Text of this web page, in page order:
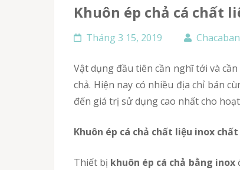
Khuôn ép chả cá chất
Tháng 3 15, 2019
Vật dụng đầu tiên cần nghĩ tới và cần có nếu muốn kinh doanh hiệu quả mặt hàng bánh mì chả cá nóng là xe bán bánh mì và khuôn ép bánh mì cá
chả. Hiện nay có nhiều địa chỉ bán
đến giá trị sử dụng cao nhất cho
Khuôn ép cá chả chất liệu inox
Thiết bị khuôn ép cá chả bằng inox